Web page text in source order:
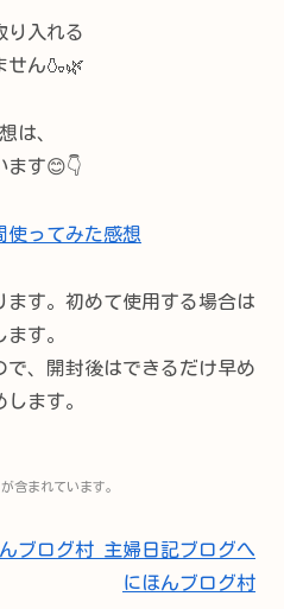
り入れる
せん🍶🌿
は、
ます😊👇
使ってみた感想
す。初めて使用する場合は
す。
、開封後はできるだけ早め
ます。
含まれています。
にほんブログ村